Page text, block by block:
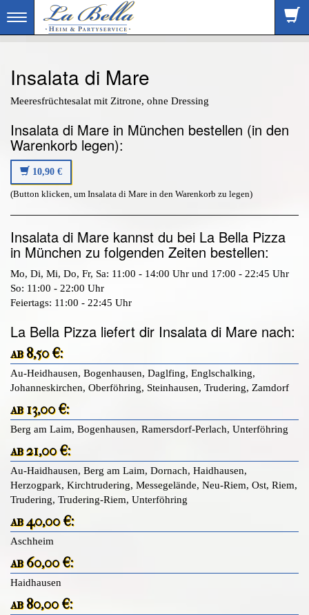
Toggle
navigation
Insalata di Mare
Meeresfrüchtesalat mit Zitrone, ohne Dressing
Insalata di Mare in München bestellen (in den
Warenkorb legen):
10,90 €
(Button klicken, um Insalata di Mare in den Warenkorb zu legen)
Insalata di Mare kannst du bei La Bella Pizza
in München zu folgenden Zeiten bestellen:
Mo, Di, Mi, Do, Fr, Sa: 11:00 - 14:00 Uhr und 17:00 - 22:45 Uhr
So: 11:00 - 22:00 Uhr
Feiertags: 11:00 - 22:45 Uhr
La Bella Pizza liefert dir Insalata di Mare nach:
ab 8,50 €:
Au-Heidhausen, Bogenhausen, Daglfing, Englschalking,
Johanneskirchen, Oberföhring, Steinhausen, Trudering, Zamdorf
ab 13,00 €:
Berg am Laim, Bogenhausen, Ramersdorf-Perlach, Unterföhring
ab 21,00 €:
Au-Haidhausen, Berg am Laim, Dornach, Haidhausen,
Herzogpark, Kirchtrudering, Messegelände, Neu-Riem, Ost, Riem,
Trudering, Trudering-Riem, Unterföhring
ab 40,00 €:
Aschheim
ab 60,00 €:
Haidhausen
ab 80,00 €: